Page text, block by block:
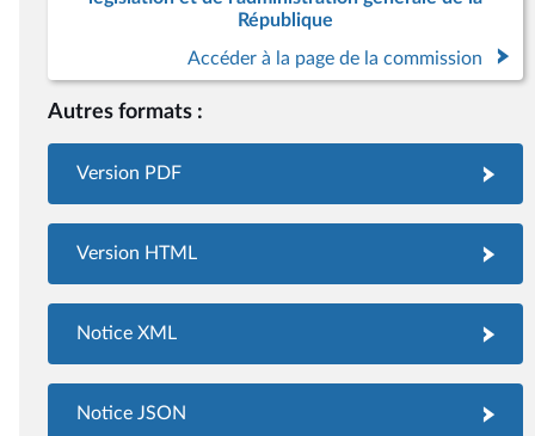
République
Accéder à la page de la commission
Autres formats :
Version PDF
Version HTML
Notice XML
Notice JSON